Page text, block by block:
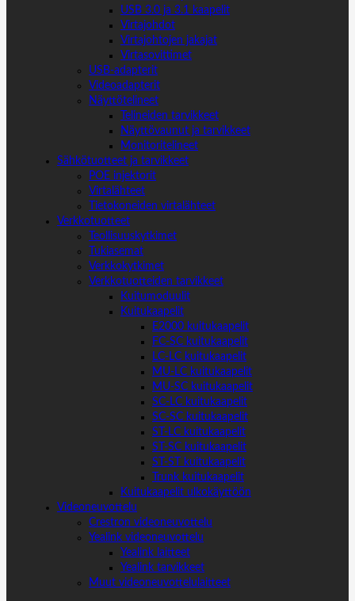
USB 3.0 ja 3.1 kaapelit
Virtajohdot
Virtajohtojen jakajat
Virtasovittimet
USB-adapterit
Videoadapterit
Näyttötelineet
Telineiden tarvikkeet
Näyttövaunut ja tarvikkeet
Monitoritelineet
Sähkötuotteet ja tarvikkeet
POE injektorit
Virtalähteet
Tietokoneiden virtalähteet
Verkkotuotteet
Teollisuuskytkimet
Tukiasemat
Verkkokytkimet
Verkkotuotteiden tarvikkeet
Kuitumoduulit
Kuitukaapelit
E2000 kuitukaapelit
FC-SC kuitukaapelit
LC-LC kuitukaapelit
MU-LC kuitukaapelit
MU-SC kuitukaapelit
SC-LC kuitukaapelit
SC-SC kuitukaapelit
ST-LC kuitukaapelit
ST-SC kuitukaapelit
ST-ST kuitukaapelit
Trunk kuitukaapelit
Kuitukaapelit ulkokäyttöön
Videoneuvottelu
Crestron videoneuvottelu
Yealink videoneuvottelu
Yealink laitteet
Yealink tarvikkeet
Muut videoneuvottelulaitteet